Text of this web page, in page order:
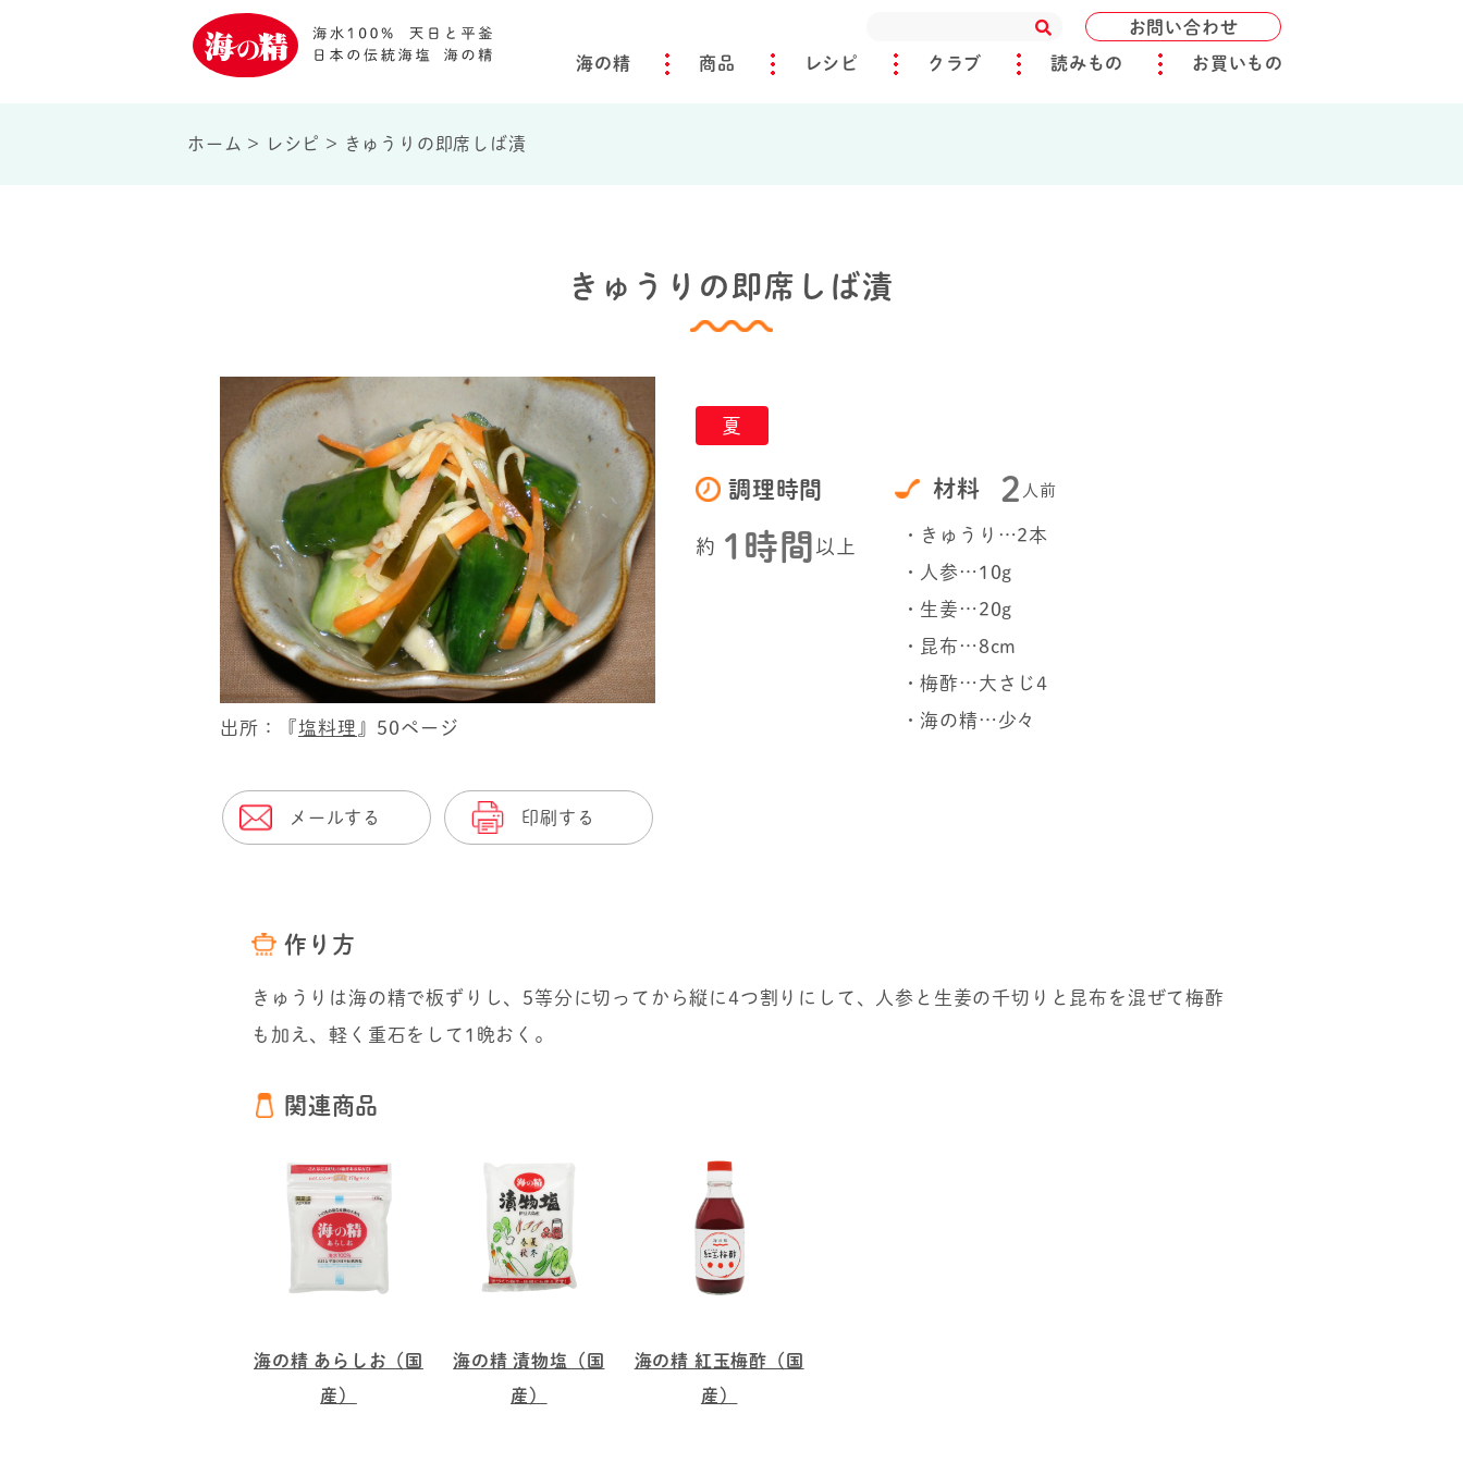
お問い合わせ
海の精 商品 レシピ クラブ 読みもの お買いもの
ホーム > レシピ > きゅうりの即席しば漬
きゅうりの即席しば漬
出所：『塩料理 』50ページ
メールする 印刷する
夏
調理時間
約 1時間 以上
材料 2 人前
・きゅうり…2本
・人参…10g
・生姜…20g
・昆布…8cm
・梅酢…大さじ4
・海の精…少々
作り方
きゅうりは海の精で板ずりし、5等分に切ってから縦に4つ割りにして、人参と生姜の千切りと昆布を混ぜて梅酢
も加え、軽く重石をして1晩おく。
関連商品
海の精 あらしお（国
産）
海の精 漬物塩（国
産）
海の精 紅玉梅酢（国
産）